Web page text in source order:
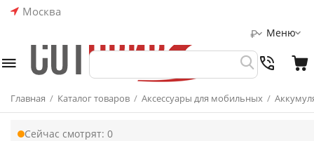
Москва
Меню
₽
Главная / Каталог товаров / Аксессуары для мобильных /
Сейчас смотрят: 0